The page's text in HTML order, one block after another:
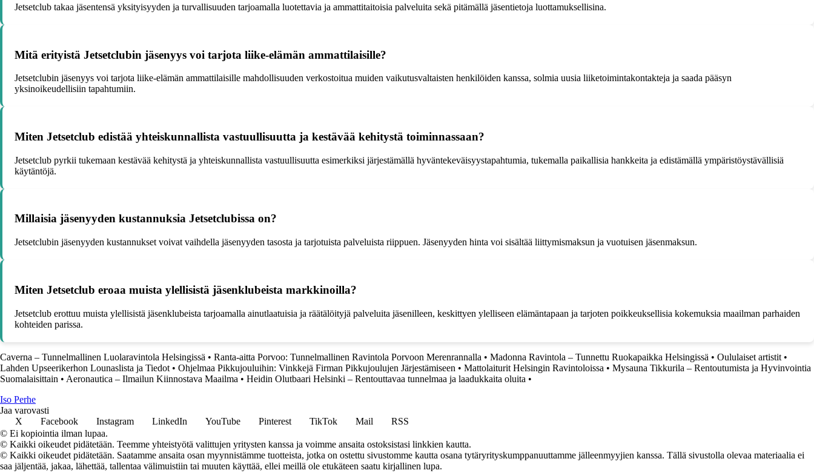
Jetsetclub takaa jäsentensä yksityisyyden ja turvallisuuden tarjoamalla luotettavia ja ammattitaitoisia palveluita sekä pitämällä jäsentietoja luottamuksellisina.
Mitä erityistä Jetsetclubin jäsenyys voi tarjota liike-elämän ammattilaisille?
Jetsetclubin jäsenyys voi tarjota liike-elämän ammattilaisille mahdollisuuden verkostoitua muiden vaikutusvaltaisten henkilöiden kanssa, solmia uusia liiketoimintakontakteja ja saada pääsyn
yksinoikeudellisiin tapahtumiin.
Miten Jetsetclub edistää yhteiskunnallista vastuullisuutta ja kestävää kehitystä toiminnassaan?
Jetsetclub pyrkii tukemaan kestävää kehitystä ja yhteiskunnallista vastuullisuutta esimerkiksi järjestämällä hyväntekeväisyystapahtumia, tukemalla paikallisia hankkeita ja edistämällä ympäristöystävällisiä
käytäntöjä.
Millaisia jäsenyyden kustannuksia Jetsetclubissa on?
Jetsetclubin jäsenyyden kustannukset voivat vaihdella jäsenyyden tasosta ja tarjotuista palveluista riippuen. Jäsenyyden hinta voi sisältää liittymismaksun ja vuotuisen jäsenmaksun.
Miten Jetsetclub eroaa muista ylellisistä jäsenklubeista markkinoilla?
Jetsetclub erottuu muista ylellisistä jäsenklubeista tarjoamalla ainutlaatuisia ja räätälöityjä palveluita jäsenilleen, keskittyen ylelliseen elämäntapaan ja tarjoten poikkeuksellisia kokemuksia maailman parhaiden
kohteiden parissa.
Caverna – Tunnelmallinen Luolaravintola Helsingissä • Ranta-aitta Porvoo: Tunnelmallinen Ravintola Porvoon Merenrannalla • Madonna Ravintola – Tunnettu Ruokapaikka Helsingissä • Oululaiset artistit •
Lahden Upseerikerhon Lounaslista ja Tiedot • Ohjelmaa Pikkujouluihin: Vinkkejä Firman Pikkujoulujen Järjestämiseen • Mattolaiturit Helsingin Ravintoloissa • Mysauna Tikkurila – Rentoutumista ja Hyvinvointia
Suomalaisittain • Aeronautica – Ilmailun Kiinnostava Maailma • Heidin Olutbaari Helsinki – Rentouttavaa tunnelmaa ja laadukkaita oluita •
Iso Perhe
Jaa varovasti
X
Facebook Instagram LinkedIn YouTube Pinterest TikTok Mail
RSS
© Ei kopiointia ilman lupaa.
© Kaikki oikeudet pidätetään. Teemme yhteistyötä valittujen yritysten kanssa ja voimme ansaita ostoksistasi linkkien kautta.
© Kaikki oikeudet pidätetään. Saatamme ansaita osan myynnistämme tuotteista, jotka on ostettu sivustomme kautta osana tytäryrityskumppanuuttamme jälleenmyyjien kanssa. Tällä sivustolla olevaa materiaalia ei
saa jäljentää, jakaa, lähettää, tallentaa välimuistiin tai muuten käyttää, ellei meillä ole etukäteen saatu kirjallinen lupa.